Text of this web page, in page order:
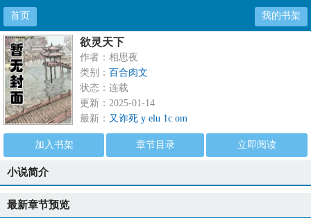
首页 我的书架
欲灵天下
作者：相思夜
类别： 百合肉文
状态：连载
更新：2025-01-14
最新： 又诈死 y elu 1c om
加入书架 章节目录 立即阅读
小说简介
最新章节预览